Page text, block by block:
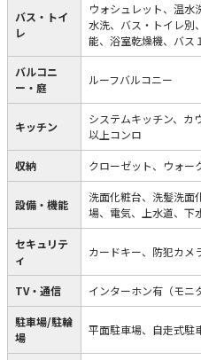
バス・トイ
レ
ウォシュレット、温水
水洗、バス・トイレ別
能、浴室乾燥機、バス
バルコニ
ー・庭
ルーフバルコニー
キッチン
システムキッチン、カ
以上コンロ
収納 クローゼット、ウォー
設備・機能
洗面化粧台、洗髪洗面
場、電気、上水道、下
セキュリテ
ィ
カードキー、防犯カメ
TV・通信 インターホン有（モニ
駐車場/駐輪
場
平面駐車場、自走式駐